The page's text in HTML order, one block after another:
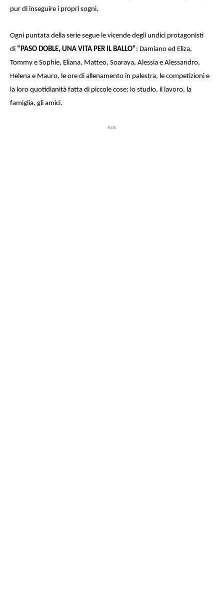
pur di inseguire i propri sogni.
Ogni puntata della serie segue le vicende degli undici protagonisti
di “PASO DOBLE, UNA VITA PER IL BALLO”: Damiano ed Eliza,
Tommy e Sophie, Eliana, Matteo, Soaraya, Alessia e Alessandro,
Helena e Mauro, le ore di allenamento in palestra, le competizioni e
la loro quotidianità fatta di piccole cose: lo studio, il lavoro, la
famiglia, gli amici.
Ads